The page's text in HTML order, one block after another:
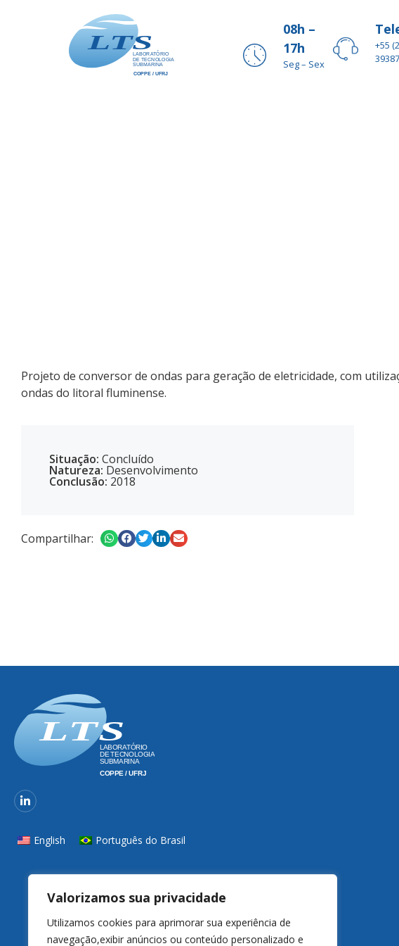
Valorizamos sua privacidade
Utilizamos cookies para aprimorar sua experiência de
navegação,exibir anúncios ou conteúdo personalizado e
08h –
17h
Seg – Sex
+55
Projeto de conversor de ondas para geração de eletricidade, com
ondas do litoral fluminense.
Situação: Concluído
Natureza: Desenvolvimento
Conclusão: 2018
Compartilhar:
English Português do Brasil